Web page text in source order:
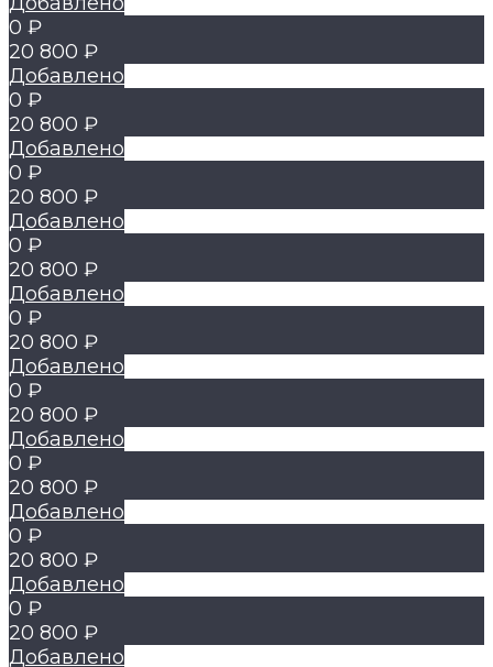
0 ₽
20 800 ₽
Добавлено
0 ₽
20 800 ₽
Добавлено
0 ₽
20 800 ₽
Добавлено
0 ₽
20 800 ₽
Добавлено
0 ₽
20 800 ₽
Добавлено
0 ₽
20 800 ₽
Добавлено
0 ₽
20 800 ₽
Добавлено
0 ₽
20 800 ₽
Добавлено
0 ₽
20 800 ₽
Добавлено